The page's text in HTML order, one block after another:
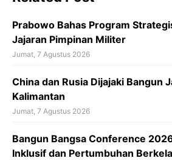
o
o
k
Prabowo Bahas Program
Jajaran Pimpinan Militer
Jumat, 7 Agustus 2026
China dan Rusia Dijajaki Bangun
Kalimantan
Jumat, 7 Agustus 2026
Bangun Bangsa Conference
Inklusif dan Pertumbuhan